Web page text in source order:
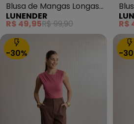
Blusa de Mangas Longas
com Decote em V Bege
LUNENDER
R$ 49,95R$ 99,90 R$
-30% -